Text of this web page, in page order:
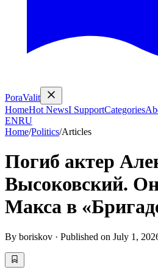
PoraValit
HomeHot NewsI SupportCategories
ENRU
Home/Politics/Articles
Погиб актер
Высоковский.
Макса в
By boriskov · Published on July 1,